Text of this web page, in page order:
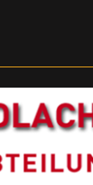
11. MAI
19. JUNI 2026